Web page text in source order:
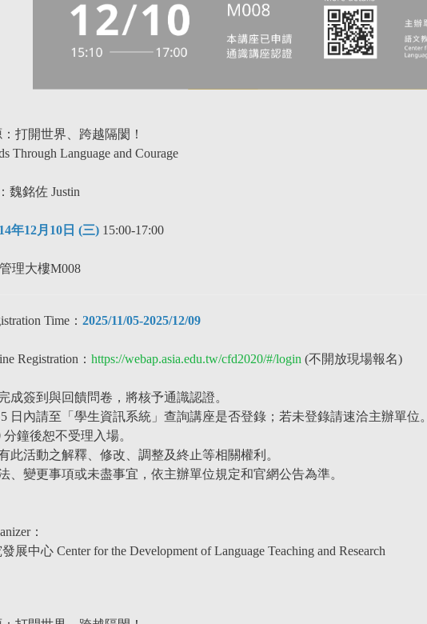
打開世界、跨越隔閡！
Through Language and Courage
魏銘佐 Justin
年12月10日 (三) 15:00-17:00
理大樓M008
Time： 2025/11/05-2025/12/09
Registration： https://webap.asia.edu.tw/cfd2020/#/login (不開放現場報名)
成簽到與回饋問卷，將核予通識認證。
日內請至「學生資訊系統」查詢講座是否登錄；若未登錄請速洽主辦單位。
分鐘後恕不受理入場。
此活動之解釋、修改、調整及終止等相關權利 。
、變更事項或未盡事宜，依主辦單位規定和官網公告為準。
：
展中心 Center for the Development of Language Teaching and Research